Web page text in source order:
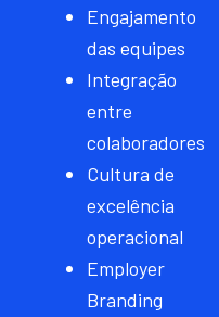
Engajamento
das equipes
Integração
entre
colaboradores
Cultura de
excelência
operacional
Employer
Branding